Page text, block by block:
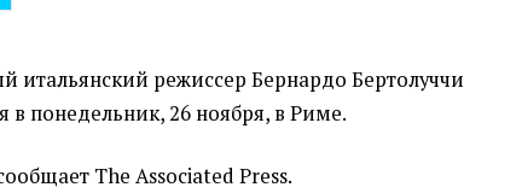
итальянский режиссер Бернардо Бертолуччи
в понедельник, 26 ноября, в Риме.
The Associated Press.